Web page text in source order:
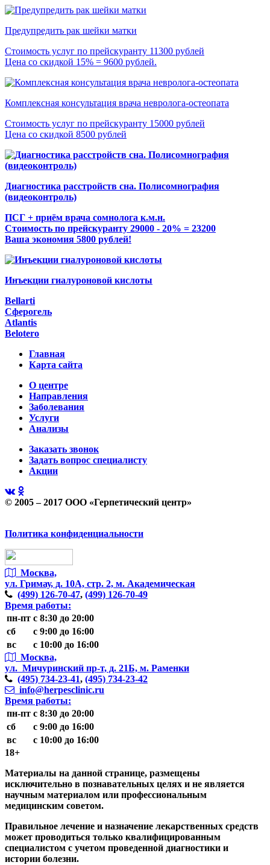
Предупредить рак шейки матки
Стоимость услуг по прейскуранту 11300 рублей
Цена со скидкой 15% = 9600 рублей.
Комплексная консультация врача невролога-остеопата
Стоимость услуг по прейскуранту 15000 рублей
Цена со скидкой 8500 рублей
Диагностика расстройств сна. Полисомнография
(видеоконтроль)
ПСГ + приём врача сомнолога к.м.н.
Стоимость по прейскуранту 29000 - 20% = 23200
Ваша экономия 5800 рублей!
Инъекции гиалуроновой кислоты
Bellarti
Сферогель
Atlantis
Belotero
Главная
Карта сайта
О центре
Направления
Заболевания
Услуги
Анализы
Заказать звонок
Задать вопрос специалисту
Акции
© 2005 – 2017 ООО «Герпетический центр»
Политика конфиденциальности
Москва,
ул. Гримау, д. 10А, стр. 2, м. Академическая
(499) 126-70-47, (499) 126-70-49
Время работы:
пн-пт с 8:30 до 20:00
сб
с 9:00 до 16:00
вс
с 10:00 до 16:00
Москва,
ул. Мичуринский пр-т, д. 21Б, м. Раменки
(495) 734-23-41, (495) 734-23-42
info@herpesclinic.ru
Время работы:
пн-пт с 8:30 до 20:00
сб
с 9:00 до 16:00
вс
с 10:00 до 16:00
18+
Материалы на данной странице, размещены
исключительно в познавательных целях и не является
научным материалом или профессиональным
медицинским советом.
Правильное лечение и назначение лекарственных средств
может проводиться только квалифицированным
специалистом с учетом проведенной диагностики и
истории болезни.